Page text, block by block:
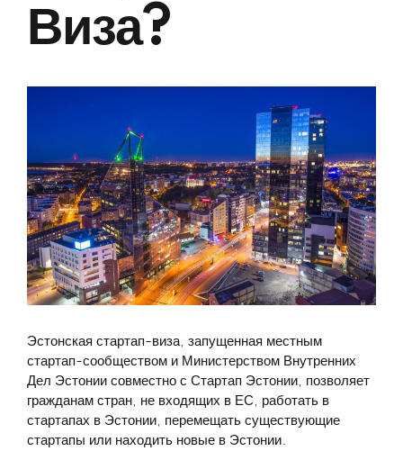
Виза?
Эстонская стартап-виза, запущенная местным
стартап-сообществом и Министерством Внутренних
Дел Эстонии совместно с Стартап Эстонии, позволяет
гражданам стран, не входящих в ЕС, работать в
стартапах в Эстонии, перемещать существующие
стартапы или находить новые в Эстонии.